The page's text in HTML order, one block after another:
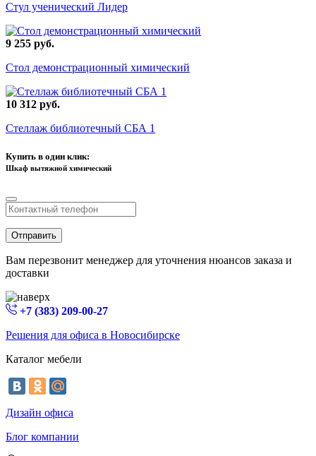
Стул ученический Лидер
9 255 руб.
Стол демонстрационный химический
10 312 руб.
Стеллаж библиотечный СБА 1
Купить в один клик:
Шкаф вытяжной химический
Отправить
Вам перезвонит менеджер для уточнения нюансов заказа и
доставки
+7 (383) 209-00-27
Решения для офиса в Новосибирске
Каталог мебели
Дизайн офиса
Блог компании